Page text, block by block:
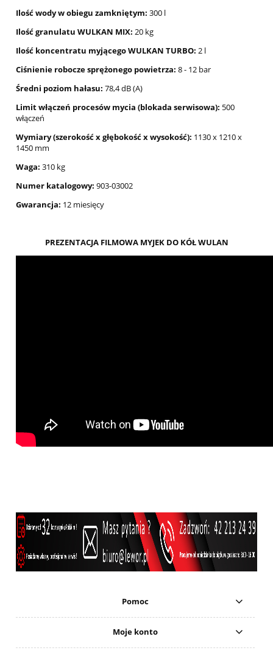
Ilość wody w obiegu zamkniętym: 300 l
Ilość granulatu WULKAN MIX: 20 kg
Ilość koncentratu myjącego WULKAN TURBO: 2 l
Ciśnienie robocze sprężonego powietrza: 8 - 12 bar
Średni poziom hałasu: 78,4 dB (A)
Limit włączeń procesów mycia (blokada serwisowa): 500
włączeń
Wymiary (szerokość x głębokość x wysokość): 1130 x 1210 x
1450 mm
Waga: 310 kg
Numer katalogowy: 903-03002
Gwarancja: 12 miesięcy
PREZENTACJA FILMOWA MYJEK DO KÓŁ WULAN
Pomoc
Moje konto